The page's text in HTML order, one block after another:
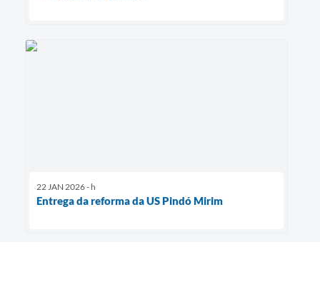
22 JAN 2026 - h
Entrega da reforma da US Pindó Mirim